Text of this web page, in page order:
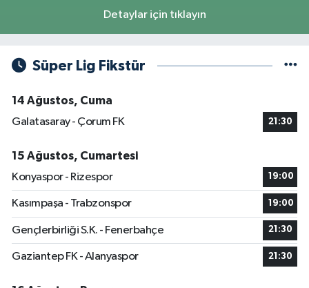
Detaylar için tıklayın
Süper Lig Fikstür
14 Ağustos, Cuma
Galatasaray - Çorum FK
21:30
15 Ağustos, Cumartesi
Konyaspor - Rizespor
19:00
Kasımpaşa - Trabzonspor 19:00
Gençlerbirliği S.K. - Fenerbahçe 21:30
Gaziantep FK - Alanyaspor 21:30